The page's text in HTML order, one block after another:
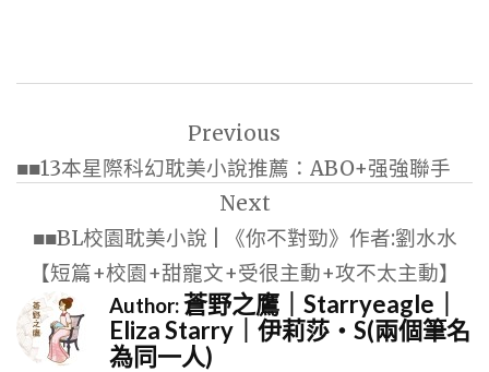
導
覽
Previous
■■13本星際科幻耽美小說推薦：ABO+强強聯手
Next
■■BL校園耽美小說 | 《你不對勁》作者:劉水水
【短篇+校園+甜寵文+受很主動+攻不太主動】
Author:蒼野之鷹｜Starryeagle｜
Eliza Starry｜伊莉莎・S(兩個筆名
為同一人)